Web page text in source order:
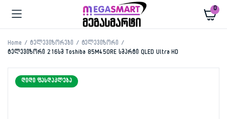
0
Home ტელევიზორები
ტელევიზორი
ტელევიზორი 216სმ Toshiba 85M450RE სმარტი QLED Ultra HD
ᲓᲘᲓᲘ ᲤᲐᲡᲓᲐᲙᲚᲔᲑᲐ